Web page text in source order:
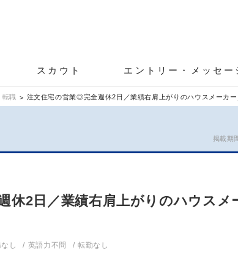
スカウト エントリー・メッセー
転職 注文住宅の営業◎完全週休2日／業績右肩上がりのハウスメーカ
掲載期
休2日／業績右肩上がりのハウスメ
し 英語力不問 転勤なし